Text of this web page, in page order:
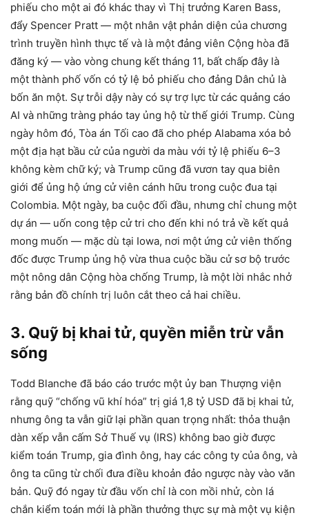
phiếu cho một ai đó khác thay vì Thị trưởng Karen Bass,
đẩy Spencer Pratt — một nhân vật phản diện của chương
trình truyền hình thực tế và là một đảng viên Cộng hòa đã
đăng ký — vào vòng chung kết tháng 11, bất chấp đây là
một thành phố vốn có tỷ lệ bỏ phiếu cho đảng Dân chủ là
bốn ăn một. Sự trỗi dậy này có sự trợ lực từ các quảng cáo
AI và những tràng pháo tay ủng hộ từ thế giới Trump. Cùng
ngày hôm đó, Tòa án Tối cao đã cho phép Alabama xóa bỏ
một địa hạt bầu cử của người da màu với tỷ lệ phiếu 6–3
không kèm chữ ký; và Trump cũng đã vươn tay qua biên
giới để ủng hộ ứng cử viên cánh hữu trong cuộc đua tại
Colombia. Một ngày, ba cuộc đối đầu, nhưng chỉ chung một
dự án — uốn cong tệp cử tri cho đến khi nó trả về kết quả
mong muốn — mặc dù tại Iowa, nơi một ứng cử viên thống
đốc được Trump ủng hộ vừa thua cuộc bầu cử sơ bộ trước
một nông dân Cộng hòa chống Trump, là một lời nhắc nhở
rằng bản đồ chính trị luôn cắt theo cả hai chiều.
3. Quỹ bị khai tử, quyền miễn trừ vẫn
sống
Todd Blanche đã báo cáo trước một ủy ban Thượng viện
rằng quỹ “chống vũ khí hóa” trị giá 1,8 tỷ USD đã bị khai tử,
nhưng ông ta vẫn giữ lại phần quan trọng nhất: thỏa thuận
dàn xếp vẫn cấm Sở Thuế vụ (IRS) không bao giờ được
kiểm toán Trump, gia đình ông, hay các công ty của ông, và
ông ta cũng từ chối đưa điều khoản đảo ngược này vào văn
bản. Quỹ đó ngay từ đầu vốn chỉ là con mồi nhử, còn lá
chắn kiểm toán mới là phần thưởng thực sự mà một vụ kiện